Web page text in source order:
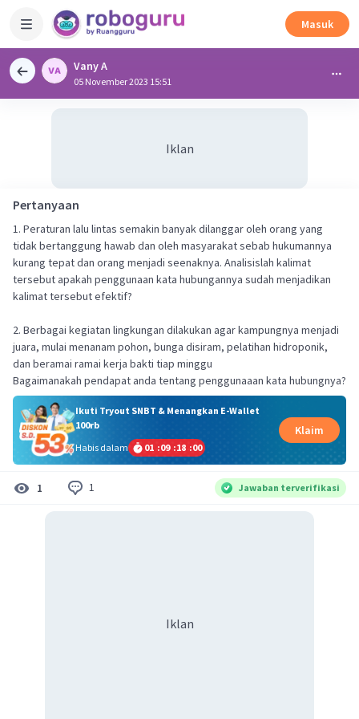
Masuk
Vany A
05 November 2023 15:51
Iklan
Pertanyaan
1. Peraturan lalu lintas semakin banyak dilanggar oleh orang yang
tidak bertanggung hawab dan oleh masyarakat sebab hukumannya
kurang tepat dan orang menjadi seenaknya. Analisislah kalimat
tersebut apakah penggunaan kata hubungannya sudah menjadikan
kalimat tersebut efektif​?
2. Berbagai kegiatan lingkungan dilakukan agar kampungnya menjadi
juara, mulai menanam pohon, bunga disiram, pelatihan hidroponik,
dan beramai ramai kerja bakti tiap minggu
Bagaimanakah pendapat anda tentang penggunaaan kata hubungnya?
Ikuti Tryout SNBT & Menangkan E-Wallet
100rb
Habis dalam
01 :09 :18 :00
Klaim
1 1 Jawaban terverifikasi
Iklan